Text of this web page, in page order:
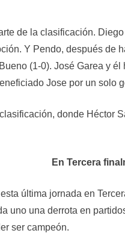
de la clasificación.
Y Pendo, después de
(1-0). José Garea y
Jose por un solo
donde Héctor
En Tercera
última jornada en
uno una derrota en
ser campeón.